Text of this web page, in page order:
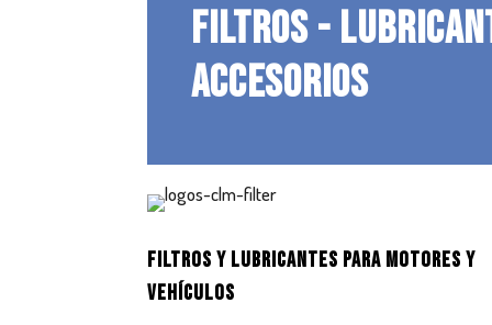
FILTROS -
ACCESORIOS
FILTROS Y LUBRICANTES PARA MOTORES Y
VEHÍCULOS